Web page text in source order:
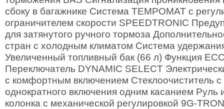
сбоку в багажнике Система TEMPOMAT с
ограничителем скорости SPEEDTRONIC
для затянутого ручного тормоза
стран с холодным климатом Система
Увеличенный топливный бак (66 л) Функция
Переключатель DYNAMIC SELECT
с комфортным включением Стеклоочиститель
однократного включения одним касанием Руль
колонка с механической регулировкой 9G-